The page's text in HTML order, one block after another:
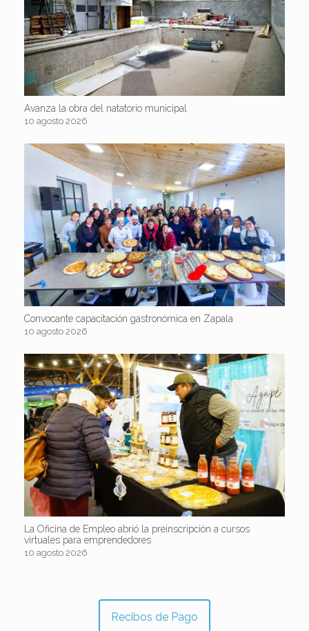
Avanza la obra del natatorio municipal
10 agosto 2026
Convocante capacitación gastronómica en Zapala
10 agosto 2026
La Oficina de Empleo abrió la preinscripción a cursos
virtuales para emprendedores
10 agosto 2026
Recibos de Pago